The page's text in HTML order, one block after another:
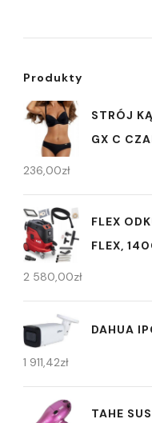
Produkty
STRÓJ
GX C
236,00zł
FLEX
FLEX,
2 580,00zł
DAHUA
1 911,42zł
TAHE